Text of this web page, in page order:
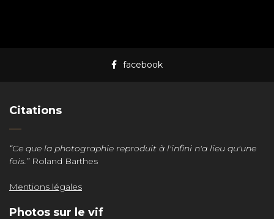
facebook
Citations
“Ce que la photographie reproduit à l'infini n'a lieu qu'une
fois.” Roland Barthes
Mentions légales
Photos sur le vif